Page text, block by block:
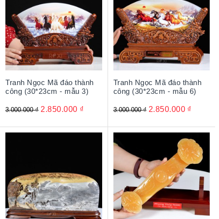
Tranh Ngọc Mã đáo thành
công (30*23cm - mẫu 3)
3.000.000 ₫ 2.850.000 ₫
Tranh Ngọc Mã đáo thành
công (30*23cm - mẫu 6)
3.000.000 ₫ 2.850.000 ₫